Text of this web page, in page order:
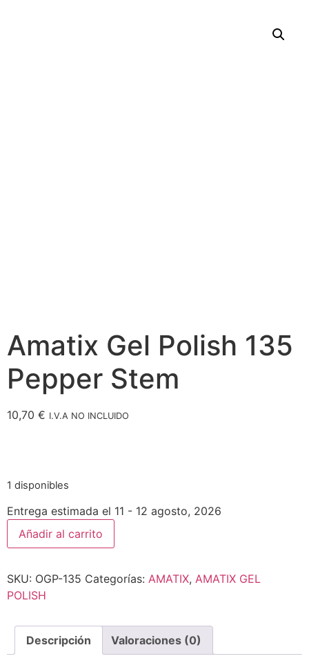
Amatix Gel Polish 135
Pepper Stem
10,70 € I.V.A NO INCLUIDO
1 disponibles
Entrega estimada el 11 - 12 agosto, 2026
Añadir al carrito
SKU: OGP-135 Categorías: AMATIX, AMATIX GEL
POLISH
Descripción Valoraciones (0)